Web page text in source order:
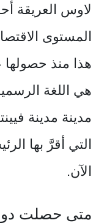
لاوس العريقة
المستوى
هذا منذ حصولها
هي اللغة
مدينة مدينة
التي أقرَّ بها
الآن.
متى حصلت